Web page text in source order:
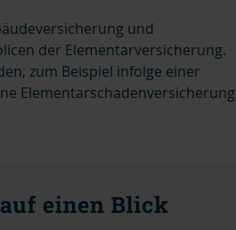
und
der Elementarversicherung.
zum Beispiel infolge einer
Elementarschadenversicherung